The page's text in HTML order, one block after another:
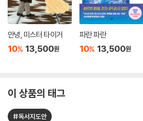
안녕, 미스터 타이거
10% 13,500원
파란 파란
10% 13,500원
이 상품의 태그
#독서지도안